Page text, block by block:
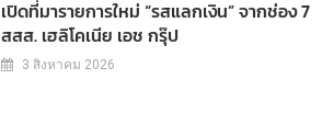
เปิดที่มารายการใหม่ “รสแลกเงิน” จากช่อง 7
สสส. เฮลิโคเนีย เอช กรุ๊ป
3 สิงหาคม 2026